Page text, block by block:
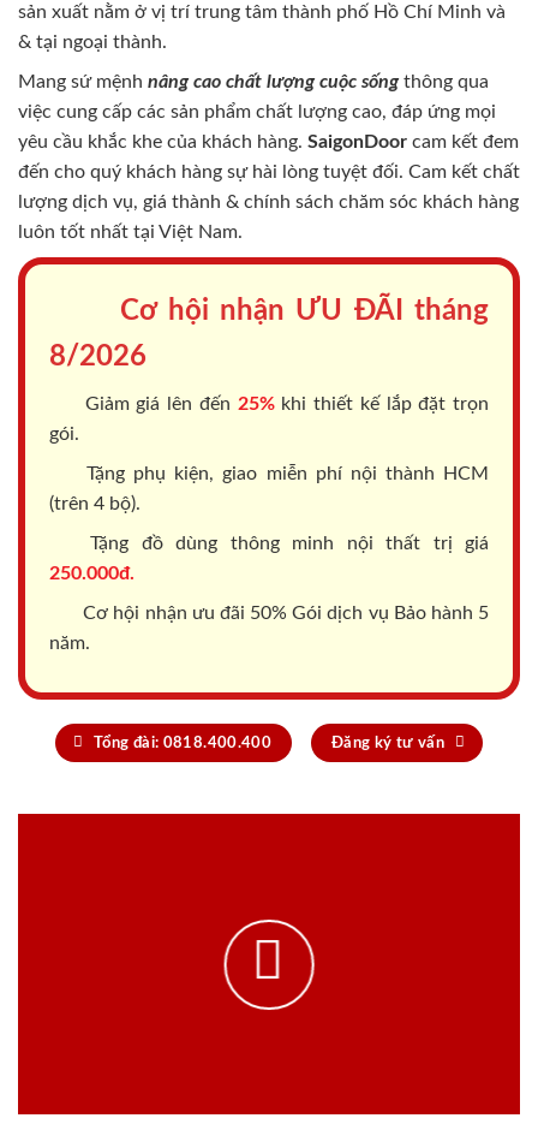
sản xuất nằm ở vị trí trung tâm thành phố Hồ Chí Minh và
& tại ngoại thành.
Mang sứ mệnh nâng cao chất lượng cuộc sốngthông qua
việc cung cấp các sản phẩm chất lượng cao, đáp ứng mọi
yêu cầu khắc khe của khách hàng. SaigonDoor cam kết đem
đến cho quý khách hàng sự hài lòng tuyệt đối. Cam kết chất
lượng dịch vụ, giá thành & chính sách chăm sóc khách hàng
luôn tốt nhất tại Việt Nam.
Cơ hội nhận ƯU ĐÃI tháng
8/2026
Giảm giá lên đến 25%khi thiết kế lắp đặt trọn
gói.
Tặng phụ kiện, giao miễn phí nội thành HCM
(trên 4 bộ).
Tặng đồ dùng thông minh nội thất trị giá
250.000đ.
Cơ hội nhận ưu đãi 50% Gói dịch vụ Bảo hành 5
năm.
Tổng đài: 0818.400.400 Đăng ký tư vấn